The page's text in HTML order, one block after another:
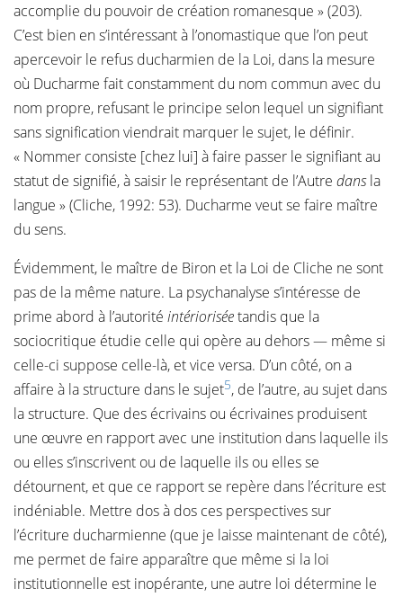
accomplie du pouvoir de création romanesque » (203).
C’est bien en s’intéressant à l’onomastique que l’on peut
apercevoir le refus ducharmien de la Loi, dans la mesure
où Ducharme fait constamment du nom commun avec du
nom propre, refusant le principe selon lequel un signifiant
sans signification viendrait marquer le sujet, le définir.
« Nommer consiste [chez lui] à faire passer le signifiant au
statut de signifié, à saisir le représentant de l’Autre dansla
langue » (Cliche, 1992: 53). Ducharme veut se faire maître
du sens.
Évidemment, le maître de Biron et la Loi de Cliche ne sont
pas de la même nature. La psychanalyse s’intéresse de
prime abord à l’autorité intérioriséetandis que la
sociocritique étudie celle qui opère au dehors — même si
celle-ci suppose celle-là, et vice versa. D’un côté, on a
affaire à la structure dans le sujet5, de l’autre, au sujet dans
la structure. Que des écrivains ou écrivaines produisent
une œuvre en rapport avec une institution dans laquelle ils
ou elles s’inscrivent ou de laquelle ils ou elles se
détournent, et que ce rapport se repère dans l’écriture est
indéniable. Mettre dos à dos ces perspectives sur
l’écriture ducharmienne (que je laisse maintenant de côté),
me permet de faire apparaître que même si la loi
institutionnelle est inopérante, une autre loi détermine le